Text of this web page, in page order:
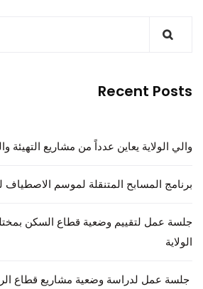
Recent Posts
والي الولاية يعاين عدداً من مشاريع التهيئة
برنامج المسابح المتنقلة لموسم الاصطياف
جلسة عمل لتقييم وضعية قطاع السكن
الولاية
جلسة عمل لدراسة وضعية مشاريع قطاع الري